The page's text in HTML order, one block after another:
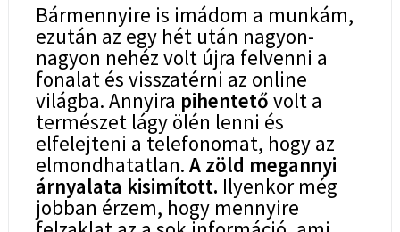
Bármennyire is imádom a munkám,
ezután az egy hét után nagyon-
nagyon nehéz volt újra felvenni a
fonalat és visszatérni az online
világba. Annyira pihentető volt a
természet lágy ölén lenni és
elfelejteni a telefonomat, hogy az
elmondhatatlan. A zöld megannyi
árnyalata kisimított. Ilyenkor még
jobban érzem, hogy mennyire